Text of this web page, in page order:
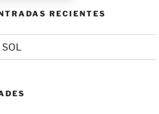
RECIENTES